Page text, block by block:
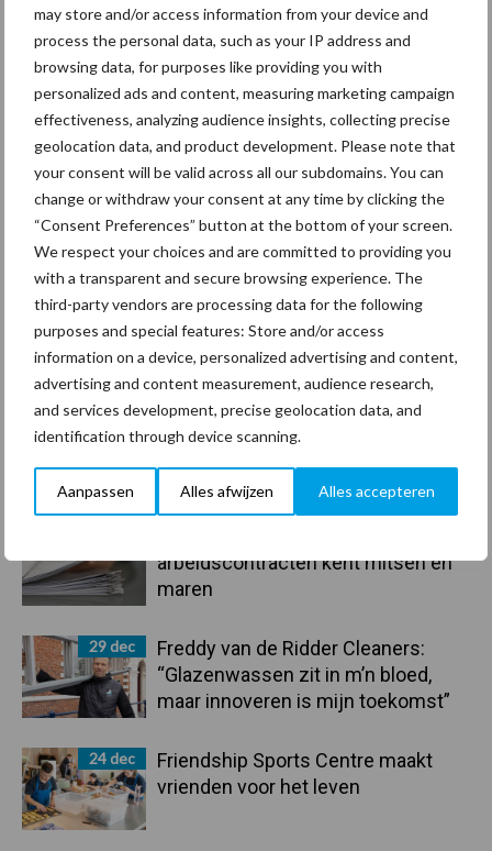
may store and/or access information from your device and
process the personal data, such as your IP address and
browsing data, for purposes like providing you with
personalized ads and content, measuring marketing campaign
effectiveness, analyzing audience insights, collecting precise
geolocation data, and product development. Please note that
your consent will be valid across all our subdomains. You can
change or withdraw your consent at any time by clicking the
“Consent Preferences” button at the bottom of your screen.
We respect your choices and are committed to providing you
with a transparent and secure browsing experience. The
third-party vendors are processing data for the following
purposes and special features: Store and/or access
information on a device, personalized advertising and content,
advertising and content measurement, audience research,
and services development, precise geolocation data, and
identification through device scanning.
Aanpassen Alles afwijzen Alles accepteren
Primaire
Sidebar
Recent nieuws Partner nieuws
arbeidscontracten kent mitsen en
maren
29 dec
Freddy van de Ridder Cleaners:
“Glazenwassen zit in m’n bloed,
maar innoveren is mijn toekomst”
24 dec
Friendship Sports Centre maakt
vrienden voor het leven
Thema's Vakpartners
Coronavirus UVC
Toon meer